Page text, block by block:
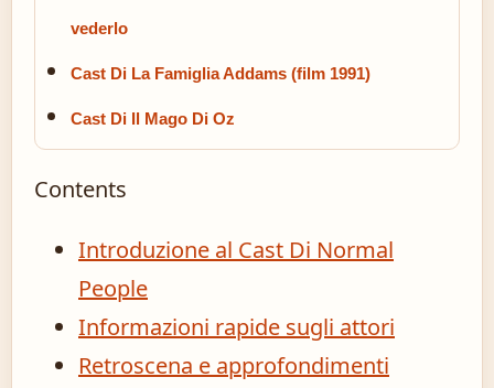
vederlo
Cast Di La Famiglia Addams (film 1991)
Cast Di Il Mago Di Oz
Contents
Introduzione al Cast Di Normal
People
Informazioni rapide sugli attori
Retroscena e approfondimenti